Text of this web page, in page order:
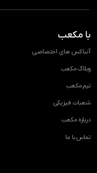
با مکعب
آنباکس های اختصاصی
وبلاگ مکعب
تیم مکعب
شعبات فیزیکی
درباره مکعب
تماس با ما